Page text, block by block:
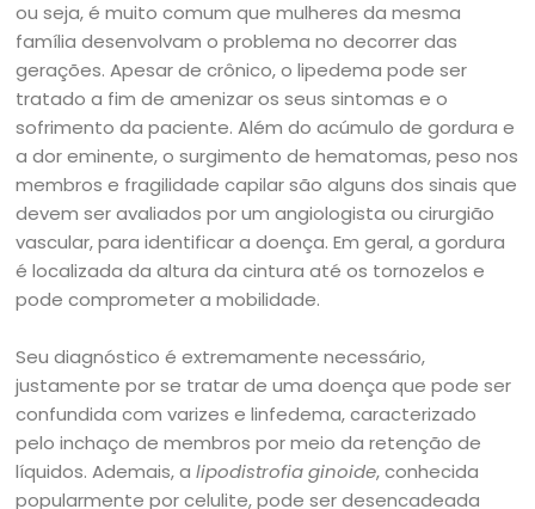
ou seja, é muito comum que mulheres da mesma
família desenvolvam o problema no decorrer das
gerações. Apesar de crônico, o lipedema pode ser
tratado a fim de amenizar os seus sintomas e o
sofrimento da paciente. Além do acúmulo de gordura e
a dor eminente, o surgimento de hematomas, peso nos
membros e fragilidade capilar são alguns dos sinais que
devem ser avaliados por um angiologista ou cirurgião
vascular, para identificar a doença. Em geral, a gordura
é localizada da altura da cintura até os tornozelos e
pode comprometer a mobilidade.
Seu diagnóstico é extremamente necessário,
justamente por se tratar de uma doença que pode ser
confundida com varizes e linfedema, caracterizado
pelo inchaço de membros por meio da retenção de
líquidos. Ademais, alipodistrofia ginoide, conhecida
popularmente por celulite, pode ser desencadeada